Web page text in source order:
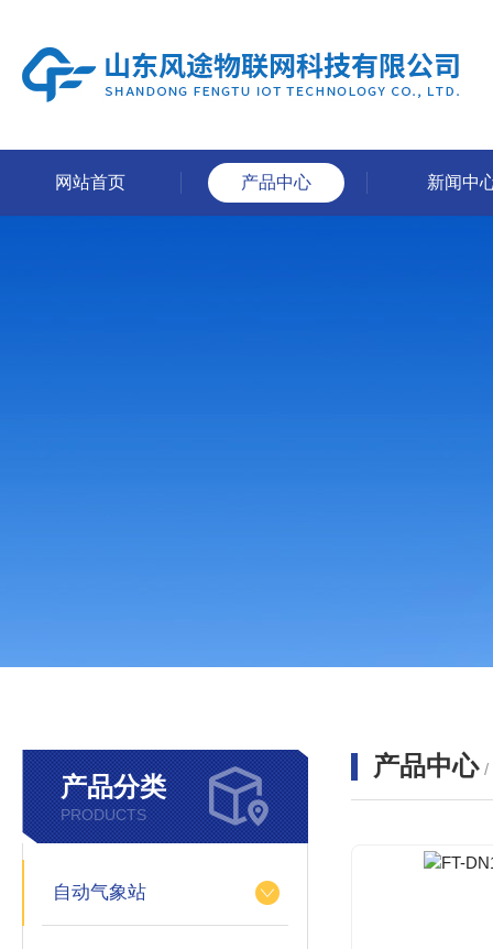
网站首页 产品中心 新闻中
产品分类
PRODUCTS
自动气象站
产品中心 /